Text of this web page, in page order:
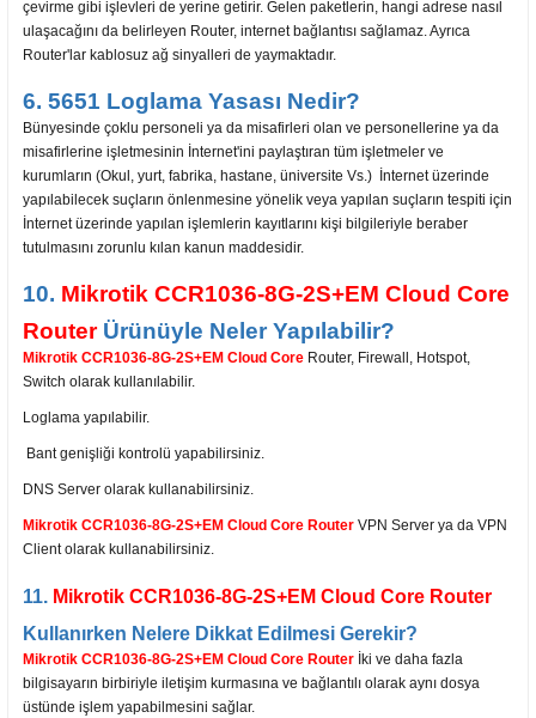
çevirme gibi işlevleri de yerine getirir. Gelen paketlerin, hangi adrese nasıl
ulaşacağını da belirleyen Router, internet bağlantısı sağlamaz. Ayrıca
Router'lar kablosuz ağ sinyalleri de yaymaktadır.
6. 5651 Loglama Yasası Nedir?
Bünyesinde çoklu personeli ya da misafirleri olan ve personellerine ya da
misafirlerine işletmesinin İnternet'ini paylaştıran tüm işletmeler ve
kurumların (Okul, yurt, fabrika, hastane, üniversite Vs.) İnternet üzerinde
yapılabilecek suçların önlenmesine yönelik veya yapılan suçların tespiti için
İnternet üzerinde yapılan işlemlerin kayıtlarını kişi bilgileriyle beraber
tutulmasını zorunlu kılan kanun maddesidir.
10. Mikrotik CCR1036-8G-2S+EM Cloud Core
Router Ürünüyle Neler Yapılabilir?
Mikrotik CCR1036-8G-2S+EM Cloud Core Router, Firewall, Hotspot,
Switch olarak kullanılabilir.
Loglama yapılabilir.
Bant genişliği kontrolü yapabilirsiniz.
DNS Server olarak kullanabilirsiniz.
Mikrotik CCR1036-8G-2S+EM Cloud Core Router VPN Server ya da VPN
Client olarak kullanabilirsiniz.
11. Mikrotik CCR1036-8G-2S+EM Cloud Core Router
Kullanırken Nelere Dikkat Edilmesi Gerekir?
Mikrotik CCR1036-8G-2S+EM Cloud Core Router İki ve daha fazla
bilgisayarın birbiriyle iletişim kurmasına ve bağlantılı olarak aynı dosya
üstünde işlem yapabilmesini sağlar.